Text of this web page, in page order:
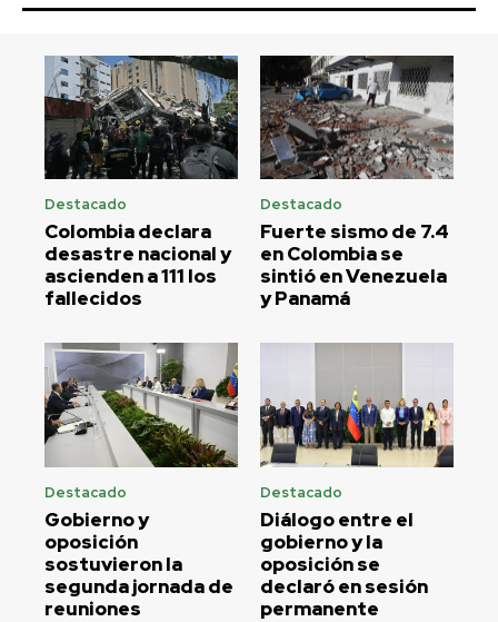
Destacado
Colombia declara
desastre nacional y
ascienden a 111 los
fallecidos
Destacado
Fuerte sismo de 7.4
en Colombia se
sintió en Venezuela
y Panamá
Destacado
Gobierno y
oposición
sostuvieron la
segunda jornada de
reuniones
Destacado
Diálogo entre el
gobierno y la
oposición se
declaró en sesión
permanente